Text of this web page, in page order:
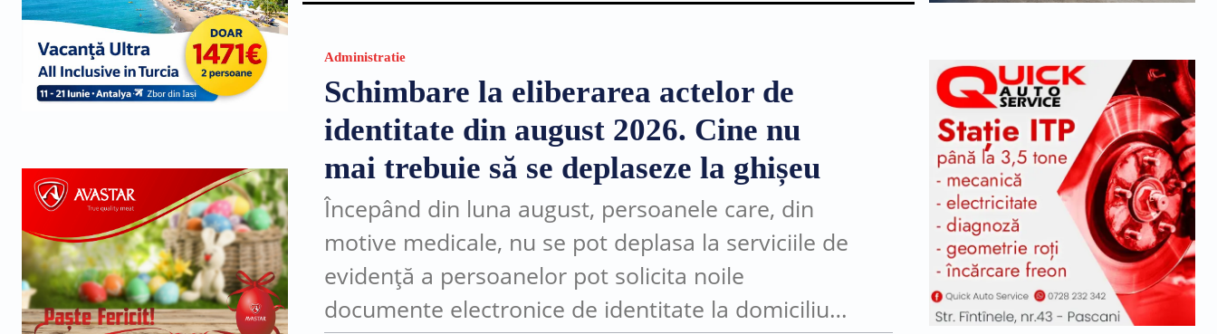
Administratie
Schimbare la eliberarea actelor de
identitate din august 2026. Cine nu
mai trebuie să se deplaseze la ghișeu
Începând din luna august, persoanele care, din
motive medicale, nu se pot deplasa la serviciile de
evidență a persoanelor pot solicita noile
documente electronice de identitate la domiciliu